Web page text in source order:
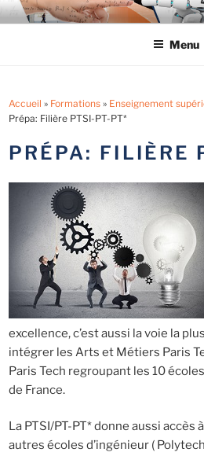
Aller
auLYCÉE LES
Tout savoir sur le lycée professionnel
Menu
Accueil » Formations» Enseignement
Prépa: Filière PTSI-PT-PT*
PRÉPA: FILIÈRE
excellence, c’est aussi la voie la
intégrer les Arts et Métiers Paris
Paris Tech regroupant les 10
de France.
La PTSI/PT-PT* donne aussi
autres écoles d’ingénieur (